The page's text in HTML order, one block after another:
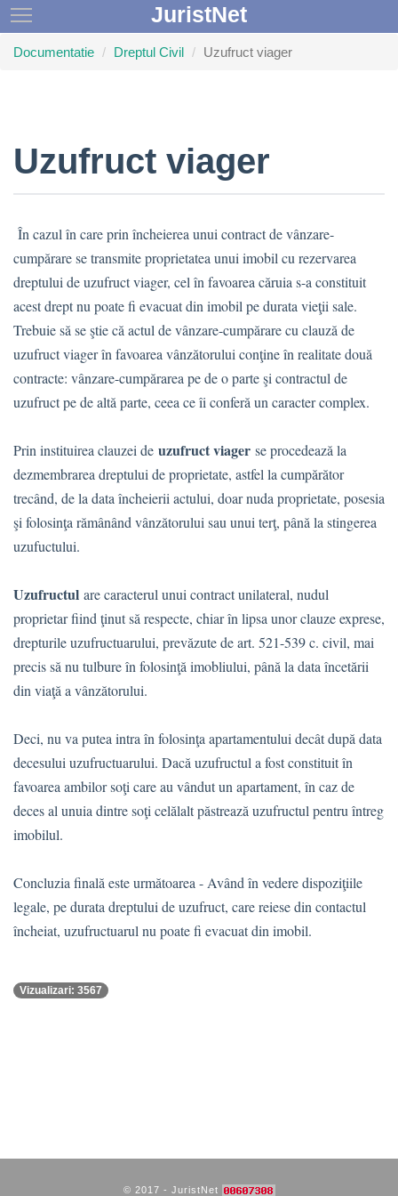
JuristNet
Toggle main menu visibility
Documentatie Dreptul Civil Uzufruct viager
Uzufruct viager
În cazul în care prin încheierea unui contract de vânzare-
cumpărare se transmite proprietatea unui imobil cu rezervarea
dreptului de uzufruct viager, cel în favoarea căruia s-a constituit
acest drept nu poate fi evacuat din imobil pe durata vieţii sale.
Trebuie să se ştie că actul de vânzare-cumpărare cu clauză de
uzufruct viager în favoarea vânzătorului conţine în realitate două
contracte: vânzare-cumpărarea pe de o parte şi contractul de
uzufruct pe de altă parte, ceea ce îi conferă un caracter complex.
Prin instituirea clauzei de uzufruct viager se procedează la
dezmembrarea dreptului de proprietate, astfel la cumpărător
trecând, de la data încheierii actului, doar nuda proprietate, posesia
şi folosinţa rămânând vânzătorului sau unui terţ, până la stingerea
uzufuctului.
Uzufructul are caracterul unui contract unilateral, nudul
proprietar fiind ţinut să respecte, chiar în lipsa unor clauze exprese,
drepturile uzufructuarului, prevăzute de art. 521-539 c. civil, mai
precis să nu tulbure în folosinţă imobliului, până la data încetării
din viaţă a vânzătorului.
Deci, nu va putea intra în folosinţa apartamentului decât după data
decesului uzufructuarului. Dacă uzufructul a fost constituit în
favoarea ambilor soţi care au vândut un apartament, în caz de
deces al unuia dintre soţi celălalt păstrează uzufructul pentru întreg
imobilul.
Concluzia finală este următoarea - Având în vedere dispoziţiile
legale, pe durata dreptului de uzufruct, care reiese din contactul
încheiat, uzufructuarul nu poate fi evacuat din imobil.
Vizualizari: 3567
© 2017 - JuristNet